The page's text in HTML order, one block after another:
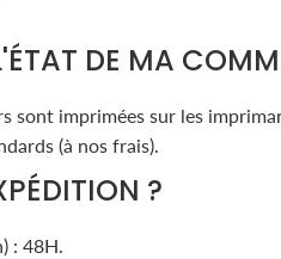
DE MA
sont imprimées sur les
(à nos frais).
?
: 48H.